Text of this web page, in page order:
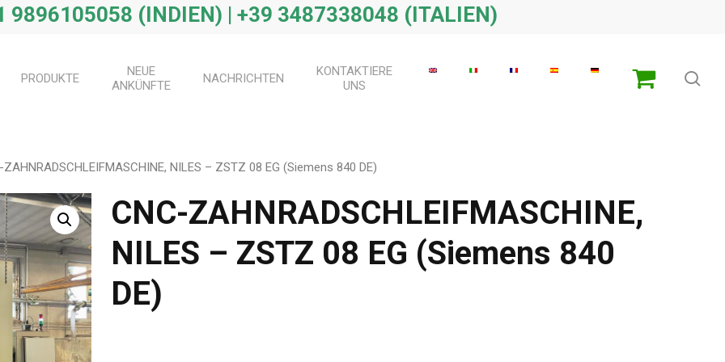
9896105058 (INDIEN) | +39 3487338048 (ITALIEN)
PRODUKTE
NEUE
ANKÜNFTE
NACHRICHTEN
KONTAKTIERE
UNS
ZAHNRADSCHLEIFMASCHINE, NILES – ZSTZ 08 EG (Siemens 840 DE)
CNC-ZAHNRADSCHLEIFMASCHINE,
NILES – ZSTZ 08 EG (Siemens 840
DE)